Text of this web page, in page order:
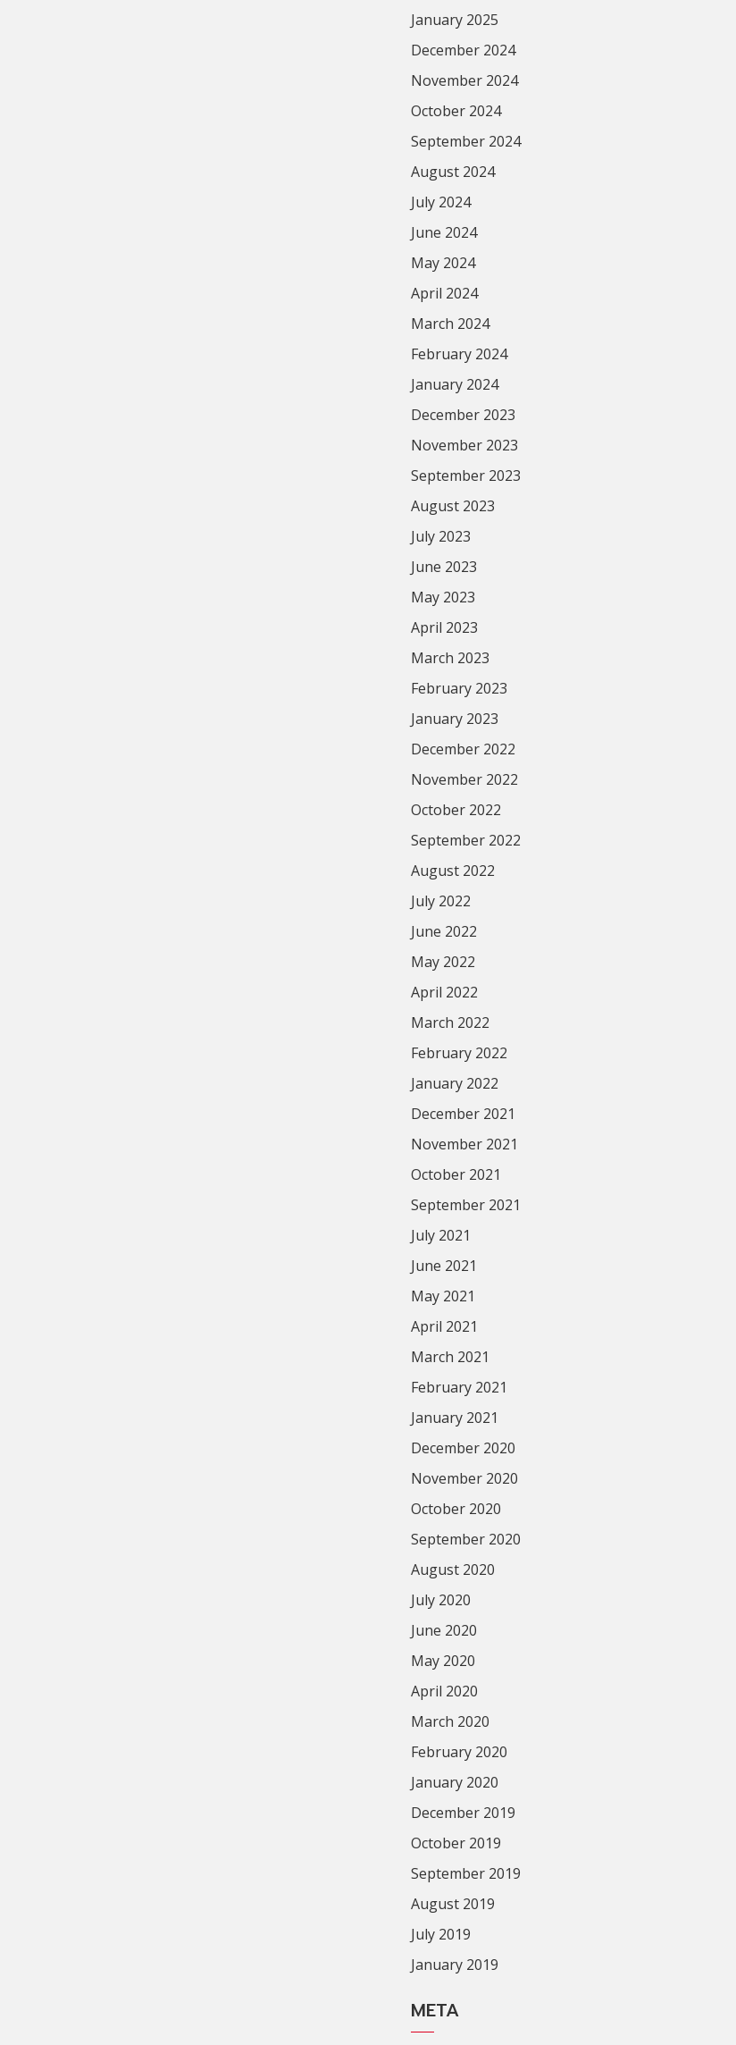
January 2025
December 2024
November 2024
October 2024
September 2024
August 2024
July 2024
June 2024
May 2024
April 2024
March 2024
February 2024
January 2024
December 2023
November 2023
September 2023
August 2023
July 2023
June 2023
May 2023
April 2023
March 2023
February 2023
January 2023
December 2022
November 2022
October 2022
September 2022
August 2022
July 2022
June 2022
May 2022
April 2022
March 2022
February 2022
January 2022
December 2021
November 2021
October 2021
September 2021
July 2021
June 2021
May 2021
April 2021
March 2021
February 2021
January 2021
December 2020
November 2020
October 2020
September 2020
August 2020
July 2020
June 2020
May 2020
April 2020
March 2020
February 2020
January 2020
December 2019
October 2019
September 2019
August 2019
July 2019
January 2019
META